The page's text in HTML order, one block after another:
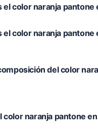
el color naranja pantone
el color naranja pantone
del color
color naranja pantone